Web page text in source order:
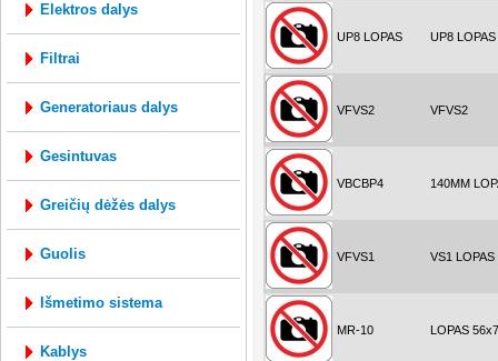
elektros dalys
filtrai
generatoriaus dalys
gesintuvas
greičių dėžės dalys
guolis
išmetimo sistema
kablys
UP8 LOPAS UP8 LOPAS
VFVS2 VFVS2
VBCBP4 140MM
VFVS1 VS1 LOPAS
MR-10 LOPAS